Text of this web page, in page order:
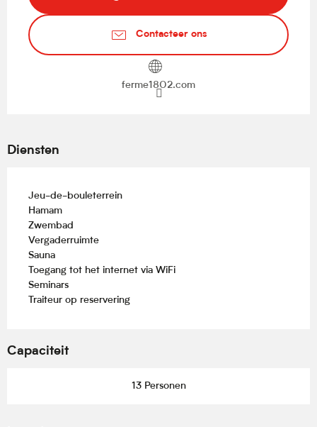
Contacteer ons
ferme1802.com
Diensten
Jeu-de-bouleterrein
Hamam
Zwembad
Vergaderruimte
Sauna
Toegang tot het internet via WiFi
Seminars
Traiteur op reservering
Capaciteit
13 Personen